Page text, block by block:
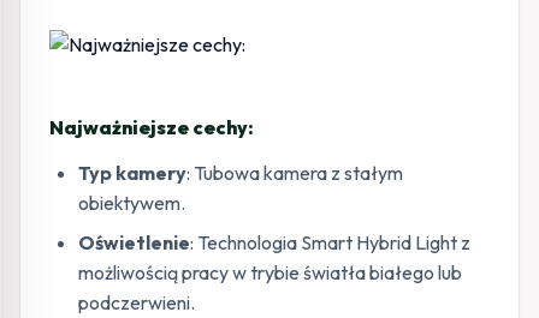
Najważniejsze cechy:
Typ kamery: Tubowa kamera z stałym
obiektywem.
Oświetlenie: Technologia Smart Hybrid Light z
możliwością pracy w trybie światła białego lub
podczerwieni.